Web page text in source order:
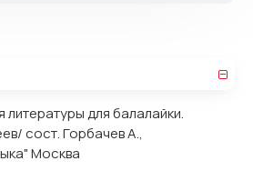
для балалайки.
сост. Горбачев А.,
Москва